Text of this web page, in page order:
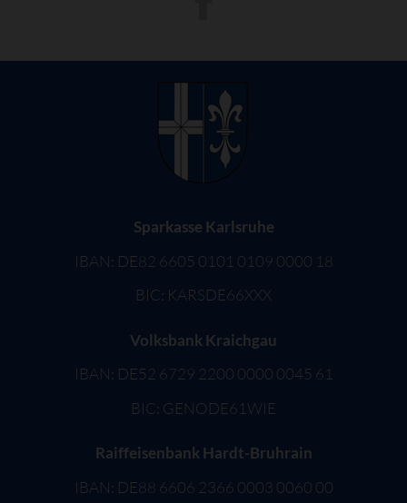
Sparkasse Karlsruhe
IBAN: DE82 6605 0101 0109 0000 18
BIC: KARSDE66XXX
Volksbank Kraichgau
IBAN: DE52 6729 2200 0000 0045 61
BIC: GENODE61WIE
Raiffeisenbank Hardt-Bruhrain
IBAN: DE88 6606 2366 0003 0060 00